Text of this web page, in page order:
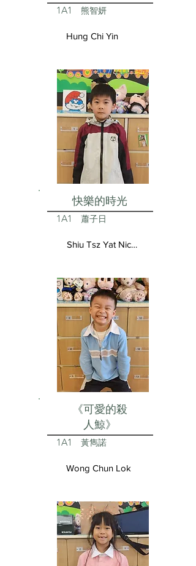
1A1 熊智妍
Hung Chi Yin
快樂的時光
1A1 蕭子日
Shiu Tsz Yat Nicolas
《可愛的殺
人鯨》
1A1 黃雋諾
Wong Chun Lok